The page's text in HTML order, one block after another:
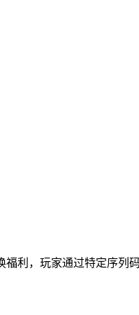
利，玩家通过特定序列